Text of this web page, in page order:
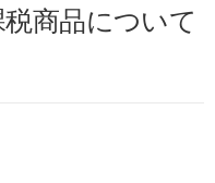
商品について